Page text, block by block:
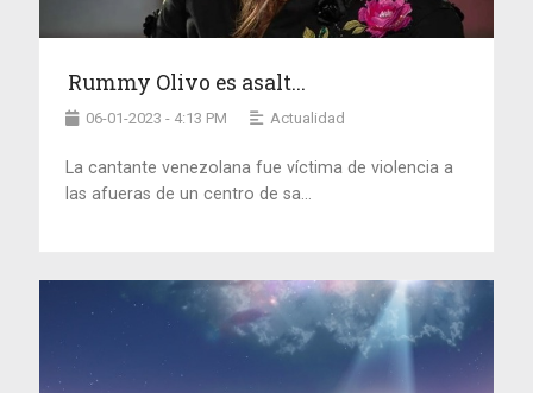
Rummy Olivo es asalt...
06-01-2023 - 4:13 PM Actualidad
La cantante venezolana fue víctima de violencia a
las afueras de un centro de sa...